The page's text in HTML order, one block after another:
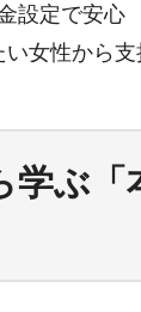
設定で安心
女性から
学ぶ「